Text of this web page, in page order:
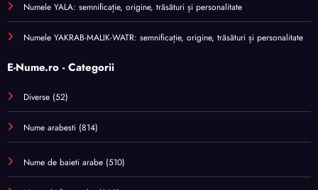
Numele YALA: semnificație, origine, trăsături și personalitate
Numele YAKRAB-MALIK-WATR: semnificație, origine, trăsături și personalitate
E-Nume.ro - Categorii
Diverse (52)
Nume arabesti (814)
Nume de baieti arabe (510)